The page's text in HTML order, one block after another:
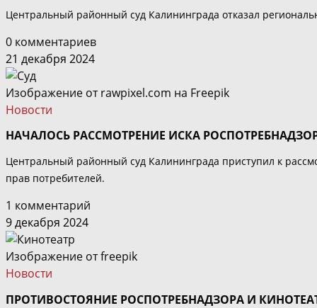
Центральный районный суд Калининграда отказал
0 комментариев
21 декабря 2024
Изображение от rawpixel.com на Freepik
Новости
НАЧАЛОСЬ РАССМОТРЕНИЕ ИСКА
Центральный районный суд Калининграда приступил к
прав потребителей.
1 комментарий
9 декабря 2024
Изображение от freepik
Новости
ПРОТИВОСТОЯНИЕ РОСПОТРЕБНАДЗОРА И